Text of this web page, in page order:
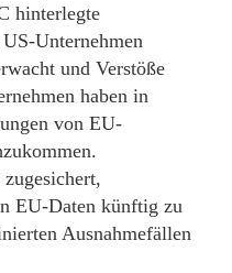
hinterlegte
Unternehmen
und Verstöße
haben in
von EU-
EU-Daten künftig zu
Ausnahmefällen